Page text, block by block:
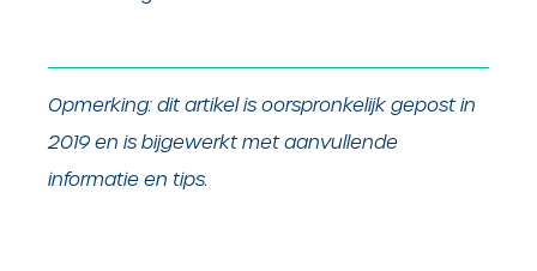
Opmerking: dit artikel is oorspronkelijk gepost in
2019 en is bijgewerkt met aanvullende
informatie en tips.